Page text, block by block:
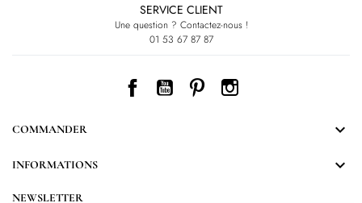
SERVICE CLIENT
Une question ? Contactez-nous !
01 53 67 87 87
Facebook
YouTube
PinterestInstagram
COMMANDER 
INFORMATIONS 
NEWSLETTER